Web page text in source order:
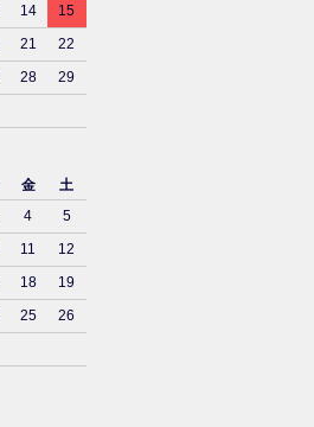
14
15
21
22
28
29
金
土
4
5
11
12
18
19
25
26